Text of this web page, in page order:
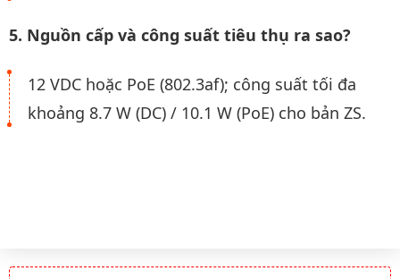
5. Nguồn cấp và công suất tiêu thụ ra sao?
12 VDC hoặc PoE (802.3af); công suất tối đa
khoảng 8.7 W (DC) / 10.1 W (PoE) cho bản ZS.